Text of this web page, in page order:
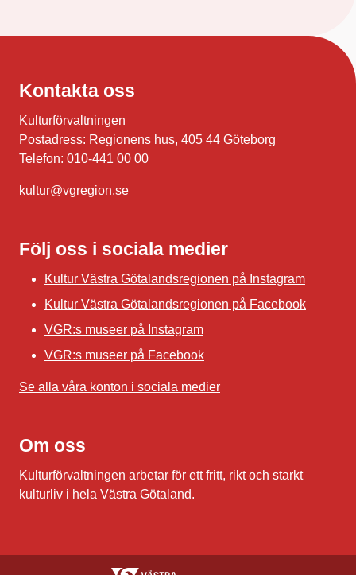
Kontakta oss
Kulturförvaltningen
Postadress: Regionens hus, 405 44 Göteborg
Telefon: 010-441 00 00
kultur@vgregion.se
Följ oss i sociala medier
Kultur Västra Götalandsregionen på Instagram
Kultur Västra Götalandsregionen på Facebook
VGR:s museer på Instagram
VGR:s museer på Facebook
Se alla våra konton i sociala medier
Om oss
Kulturförvaltningen arbetar för ett fritt, rikt och starkt
kulturliv i hela Västra Götaland.